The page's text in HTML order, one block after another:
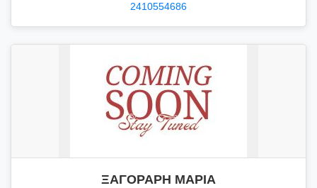
2410554686
ΞΑΓΟΡΑΡΗ ΜΑΡΙΑ